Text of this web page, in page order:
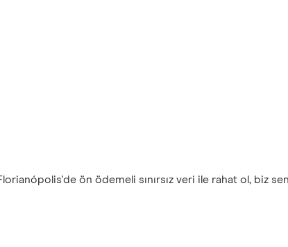
ön ödemeli sınırsız veri ile rahat ol, biz